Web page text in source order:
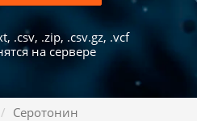
.zip, .csv.gz, .vcf
на сервере
Серотонин